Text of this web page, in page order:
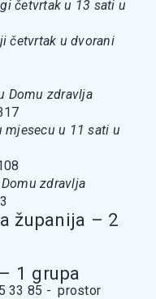
četvrtak u 13 sati u
četvrtak u dvorani
Domu zdravlja
mjesecu u 11 sati u
zdravlja
županija – 2
1 grupa
33 85 - prostor